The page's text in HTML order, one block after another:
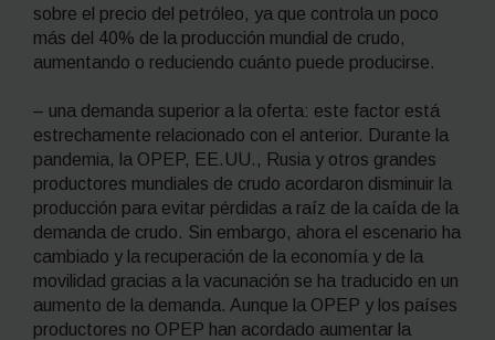
sobre el precio del petróleo, ya que controla un poco
más del 40% de la producción mundial de crudo,
aumentando o reduciendo cuánto puede producirse.
– una demanda superior a la oferta: este factor está
estrechamente relacionado con el anterior. Durante la
pandemia, la OPEP, EE.UU., Rusia y otros grandes
productores mundiales de crudo acordaron disminuir la
producción para evitar pérdidas a raíz de la caída de la
demanda de crudo. Sin embargo, ahora el escenario ha
cambiado y la recuperación de la economía y de la
movilidad gracias a la vacunación se ha traducido en un
aumento de la demanda. Aunque la OPEP y los países
productores no OPEP han acordado aumentar la